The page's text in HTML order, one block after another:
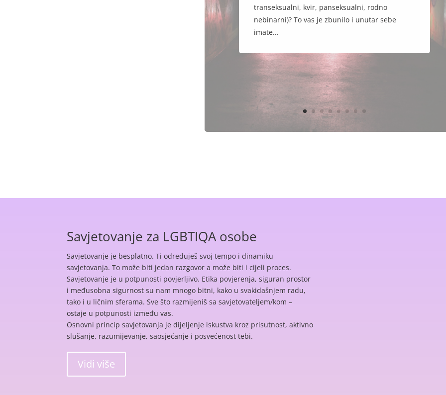
transeksualni, kvir, panseksualni, rodno
nebinarni)? To vas je zbunilo i unutar sebe
imate...
Savjetovanje za LGBTIQA osobe
Savjetovanje je besplatno. Ti određuješ svoj tempo i dinamiku
savjetovanja. To može biti jedan razgovor a može biti i cijeli proces.
Savjetovanje je u potpunosti povjerljivo. Etika povjerenja, siguran prostor
i međusobna sigurnost su nam mnogo bitni, kako u svakidašnjem radu,
tako i u ličnim sferama. Sve što razmijeniš sa savjetovateljem/kom –
ostaje u potpunosti između vas.
Osnovni princip savjetovanja je dijeljenje iskustva kroz prisutnost, aktivno
slušanje, razumijevanje, saosjećanje i posvećenost tebi.
Vidi više